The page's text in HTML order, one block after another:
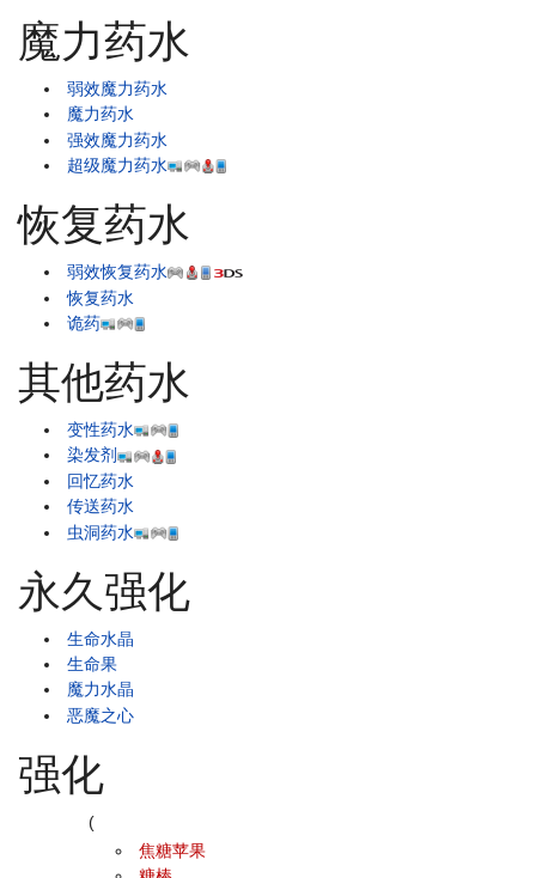
魔力药水
弱效魔力药水
魔力药水
强效魔力药水
超级魔力药水
恢复药水
弱效恢复药水
恢复药水
诡药
其他药水
变性药水
染发剂
回忆药水
传送药水
虫洞药水
永久强化
生命水晶
生命果
魔力水晶
恶魔之心
强化
(
焦糖苹果